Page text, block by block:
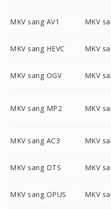
MKV sang AV1 MKV
MKV sang HEVC MKV
MKV sang OGV MKV
MKV sang MP2 MKV
MKV sang AC3 MKV
MKV sang DTS MKV
MKV sang OPUS MKV